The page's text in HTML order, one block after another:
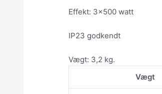
Effekt: 3×500 watt
IP23 godkendt
Vægt: 3,2 kg.
Vægt